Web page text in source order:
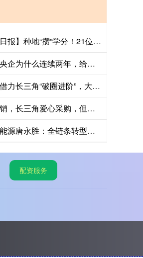
盛康优配 【长三角日报】种地“攒”学分！21位农民“种”出大专文凭
大咖配资 在上海的央企为什么连续两年，给浙江小县城里的这个创新中心写感谢信？
怀远策略 陕西的甜借力长三角“破圈进阶”，大荔冬枣品鉴会在沪举办
金牛王 河南西瓜滞销，长三角爱心采购，但助农不能只靠爱心救场
大通证券 专访南网能源唐永胜：全链条转型，打开能源低碳发展新赛道
配资服务